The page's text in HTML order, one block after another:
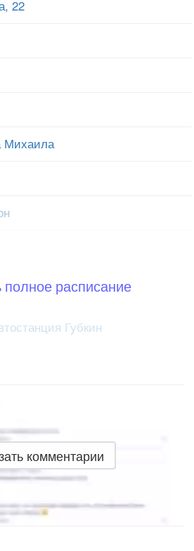
22
Михаила
полное расписание
Губкин
комментарии